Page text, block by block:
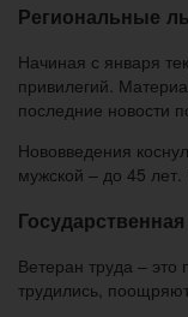
Региональные
Начиная с января
привилегий.
последние новости
Нововведения
мужской – до 45
Ветеран труда –
трудились,